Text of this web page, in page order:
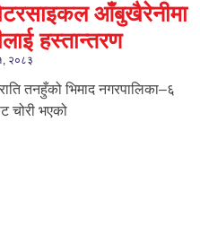
आँबुखैरेनीमा
हस्तान्तरण
२०८३
तनहुँको भिमाद नगरपालिका–६
चोरी भएको